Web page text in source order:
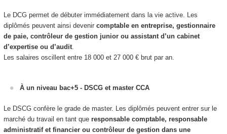
Le DCG permet de débuter immédiatement dans la vie active. Les
diplômés peuvent ainsi devenir comptable en entreprise, gestionnaire
de paie, contrôleur de gestion junior ou assistant d’un cabinet
d’expertise ou d’audit.
Les salaires oscillent entre 18 000 et 27 000 € brut par an.
À un niveau bac+5 - DSCG et master CCA
Le DSCG confère le grade de master. Les diplômés peuvent entrer sur le
marché du travail en tant que responsable comptable, responsable
administratif et financier ou contrôleur de gestion dans une